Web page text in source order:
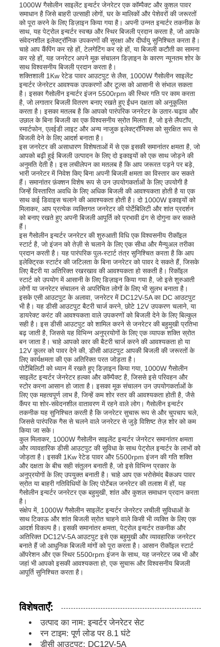
होम
उत्पाद
वीडियो
हमारे बारे में
फैक्टरी यात्रा
गुणवत्ता नियंत्रण
हमसे संपर्क करें
समाचार
सभी मामलों
एक बोली का अनुरोध
डीजल जनरेटर सेट
गैसोलीन जनरेटर सेट
इन्वर्टर जेनरेटर सेट
पोर्टेबल जनरेटर सेट
औद्योगिक जनरेटर सेट
डिजिटल जेनरेटर सेट
ओपन फ्रेम जनरेटर
1000W गैसोलीन साइलेंट इन्वर्टर जेनरेटर एक कॉम्पैक्ट और कुशल पावर
समाधान है जिसे बाहरी उत्साही लोगों, घर के मालिकों और पेशेवरों की जरूरतों
को पूरा करने के लिए डिज़ाइन किया गया है। अपनी उन्नत इन्वर्टर तकनीक के
साथ, यह पेट्रोल इन्वर्टर स्वच्छ और स्थिर बिजली प्रदान करता है, जो आपके
संवेदनशील इलेक्ट्रॉनिक उपकरणों की सुरक्षा और दीर्घायु सुनिश्चित करता है।
चाहे आप कैंपिंग कर रहे हों, टेलगेटिंग कर रहे हों, या बिजली कटौती का सामना
कर रहे हों, यह जनरेटर अपने मूक संचालन डिज़ाइन के कारण न्यूनतम शोर के
साथ विश्वसनीय बिजली प्रदान करता है।
शक्तिशाली 1Kw रेटेड पावर आउटपुट से लैस, 1000W गैसोलीन साइलेंट
इन्वर्टर जेनरेटर आवश्यक उपकरणों और टूल्स को आसानी से संभाल सकता
है। इसका गैसोलीन इन्वर्टर इंजन 5500rpm की स्थिर गति पर काम करता
है, जो लगातार बिजली वितरण बनाए रखते हुए ईंधन दक्षता को अनुकूलित
करता है। इसका मतलब है कि आपको पारंपरिक जनरेटर के उतार-चढ़ाव और
उछाल के बिना बिजली का एक विश्वसनीय स्रोत मिलता है, जो इसे लैपटॉप,
स्मार्टफोन, एलईडी लाइट और अन्य नाजुक इलेक्ट्रॉनिक्स को सुरक्षित रूप से
बिजली देने के लिए आदर्श बनाता है।
इस जनरेटर की असाधारण विशेषताओं में से एक इसकी समानांतर क्षमता है, जो
आपको बढ़ी हुई बिजली उत्पादन के लिए दो इकाइयों को एक साथ जोड़ने की
अनुमति देती है। इस लचीलेपन का मतलब है कि आप जरूरत पड़ने पर बड़े,
भारी जनरेटर में निवेश किए बिना अपनी बिजली क्षमता का विस्तार कर सकते
हैं। समानांतर फ़ंक्शन विशेष रूप से उन उपयोगकर्ताओं के लिए उपयोगी है
जिन्हें विस्तारित अवधि के लिए अधिक बिजली की आवश्यकता होती है या एक
साथ कई डिवाइस चलाने की आवश्यकता होती है। दो 1000W इकाइयों को
मिलाकर, आप प्रत्येक व्यक्तिगत जनरेटर की पोर्टेबिलिटी और शांत प्रदर्शन
को बनाए रखते हुए अपनी बिजली आपूर्ति को प्रभावी ढंग से दोगुना कर सकते
हैं।
इस गैसोलीन इन्वर्टर जनरेटर की शुरुआती विधि एक विश्वसनीय रीकॉइल
स्टार्ट है, जो इंजन को तेज़ी से चलाने के लिए एक सीधा और मैन्युअल तरीका
प्रदान करती है। यह पारंपरिक पुल-स्टार्ट तंत्र सुनिश्चित करता है कि आप
इलेक्ट्रिक स्टार्टर की जटिलता के बिना जनरेटर को पावर दे सकते हैं, जिसके
लिए बैटरी या अतिरिक्त रखरखाव की आवश्यकता हो सकती है। रिकॉइल
स्टार्ट को उपयोग में आसानी के लिए डिज़ाइन किया गया है, जो इसे शुरुआती
लोगों या जनरेटर संचालन से अपरिचित लोगों के लिए भी सुलभ बनाता है।
इसके एसी आउटपुट के अलावा, जनरेटर में DC12V-5A का DC आउटपुट
भी है। यह डीसी आउटपुट बैटरी चार्ज करने, छोटे 12V उपकरण चलाने, या
डायरेक्ट करंट की आवश्यकता वाले उपकरणों को बिजली देने के लिए बिल्कुल
सही है। इस डीसी आउटपुट को शामिल करने से जनरेटर की बहुमुखी प्रतिभा
बढ़ जाती है, जिससे यह विभिन्न अनुप्रयोगों के लिए एक व्यापक शक्ति स्रोत
बन जाता है। चाहे आपको कार की बैटरी चार्ज करने की आवश्यकता हो या
12V कूलर को पावर देने की, डीसी आउटपुट आपकी बिजली की जरूरतों के
लिए कार्यक्षमता की एक अतिरिक्त परत जोड़ता है।
पोर्टेबिलिटी को ध्यान में रखते हुए डिज़ाइन किया गया, 1000W गैसोलीन
साइलेंट इन्वर्टर जेनरेटर हल्का और कॉम्पैक्ट है, जिससे इसे परिवहन और
स्टोर करना आसान हो जाता है। इसका मूक संचालन उन उपयोगकर्ताओं के
लिए एक महत्वपूर्ण लाभ है, जिन्हें कम शोर स्तर की आवश्यकता होती है, जैसे
कैंपर या शोर-संवेदनशील वातावरण में रहने वाले लोग। गैसोलीन इन्वर्टर
तकनीक यह सुनिश्चित करती है कि जनरेटर सुचारू रूप से और चुपचाप चले,
जिससे पारंपरिक गैस से चलने वाले जनरेटर से जुड़े विशिष्ट तेज़ शोर को कम
किया जा सके।
कुल मिलाकर, 1000W गैसोलीन साइलेंट इन्वर्टर जेनरेटर समानांतर क्षमता
और व्यावहारिक डीसी आउटपुट की सुविधा के साथ पेट्रोल इन्वर्टर के लाभों को
जोड़ता है। इसकी 1Kw रेटेड पावर और 5500rpm इंजन की गति शक्ति
और दक्षता के बीच सही संतुलन बनाती है, जो इसे विभिन्न प्रकार के
अनुप्रयोगों के लिए उपयुक्त बनाती है। चाहे आप एक भरोसेमंद बैकअप पावर
स्रोत या बाहरी गतिविधियों के लिए पोर्टेबल जनरेटर की तलाश में हों, यह
गैसोलीन इन्वर्टर जनरेटर एक बहुमुखी, शांत और कुशल समाधान प्रदान करता
है।
संक्षेप में, 1000W गैसोलीन साइलेंट इन्वर्टर जेनरेटर लचीली सुविधाओं के
साथ टिकाऊ और शांत बिजली स्रोत चाहने वाले किसी भी व्यक्ति के लिए एक
आदर्श विकल्प है। इसकी समानांतर क्षमता, पेट्रोल इन्वर्टर तकनीक और
अतिरिक्त DC12V-5A आउटपुट इसे एक बहुमुखी और व्यावहारिक जनरेटर
बनाते हैं जो आधुनिक बिजली मांगों को पूरा करता है। आसान रीकॉइल स्टार्ट
ऑपरेशन और एक स्थिर 5500rpm इंजन के साथ, यह जनरेटर जब भी और
जहां भी आपको इसकी आवश्यकता हो, एक सुचारू और विश्वसनीय बिजली
आपूर्ति सुनिश्चित करता है।
विशेषताएँ:
उत्पाद का नाम: इन्वर्टर जेनरेटर सेट
रन टाइम: पूर्ण लोड पर 8.1 घंटे
डीसी आउटपुट: DC12V-5A